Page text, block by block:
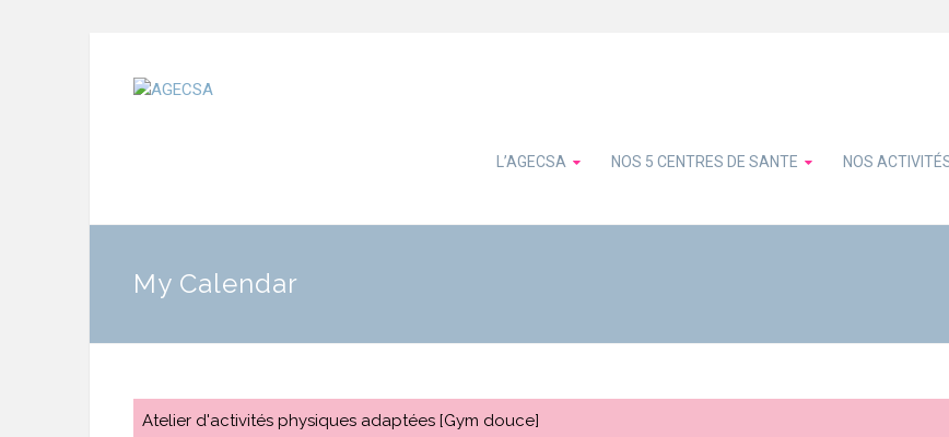
L’AGECSA NOS 5 CENTRES DE SANTE NOS
My Calendar
Atelier d'activités physiques adaptées [Gym douce]